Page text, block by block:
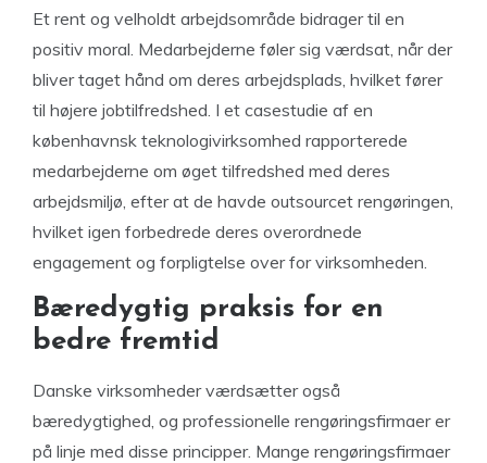
Et rent og velholdt arbejdsområde bidrager til en
positiv moral. Medarbejderne føler sig værdsat, når der
bliver taget hånd om deres arbejdsplads, hvilket fører
til højere jobtilfredshed. I et casestudie af en
københavnsk teknologivirksomhed rapporterede
medarbejderne om øget tilfredshed med deres
arbejdsmiljø, efter at de havde outsourcet rengøringen,
hvilket igen forbedrede deres overordnede
engagement og forpligtelse over for virksomheden.
Bæredygtig praksis for en
bedre fremtid
Danske virksomheder værdsætter også
bæredygtighed, og professionelle rengøringsfirmaer er
på linje med disse principper. Mange rengøringsfirmaer